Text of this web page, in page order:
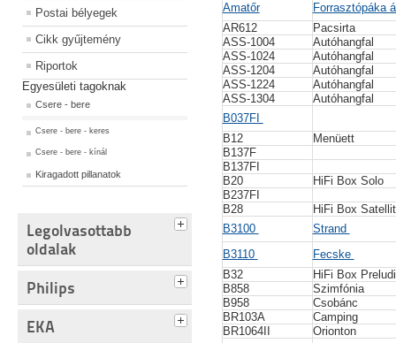
Postai bélyegek
Cikk gyűjtemény
Riportok
Egyesületi tagoknak
Csere - bere
Csere - bere - keres
Csere - bere - kínál
Kiragadott pillanatok
Legolvasottabb
oldalak
Philips
EKA
Amatőr
Forrasztópáka
AR612
Pacsirta
ASS-1004
Autóhangfal
ASS-1024
Autóhangfal
ASS-1204
Autóhangfal
ASS-1224
Autóhangfal
ASS-1304
Autóhangfal
B037FI
B12
Menüett
B137F
B137FI
B20
HiFi Box Solo
B237FI
B28
HiFi Box
B3100
Strand
B3110
Fecske
B32
HiFi Box
B858
Szimfónia
B958
Csobánc
BR103A
Camping
BR1064II
Orionton